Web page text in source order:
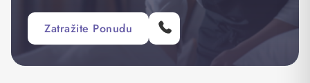
Zatražite Ponudu